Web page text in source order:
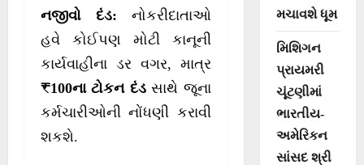
નજીવો દંડ: નોકરીદાતાઓ
હવે કોઈપણ મોટી કાનૂની
કાર્યવાહીના ડર વગર, માત્ર
₹100ના ટોકન દંડસાથે જૂના
કર્મચારીઓની નોંધણી કરાવી
શકશે.
મચાવશે ધૂમ
મિશિગન
પ્રાયમરી
ચૂંટણીમાં
ભારતીય-
અમેરિકન
સાંસદ શ્રી